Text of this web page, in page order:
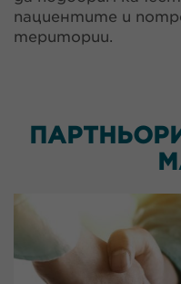
пациентите и
територии.